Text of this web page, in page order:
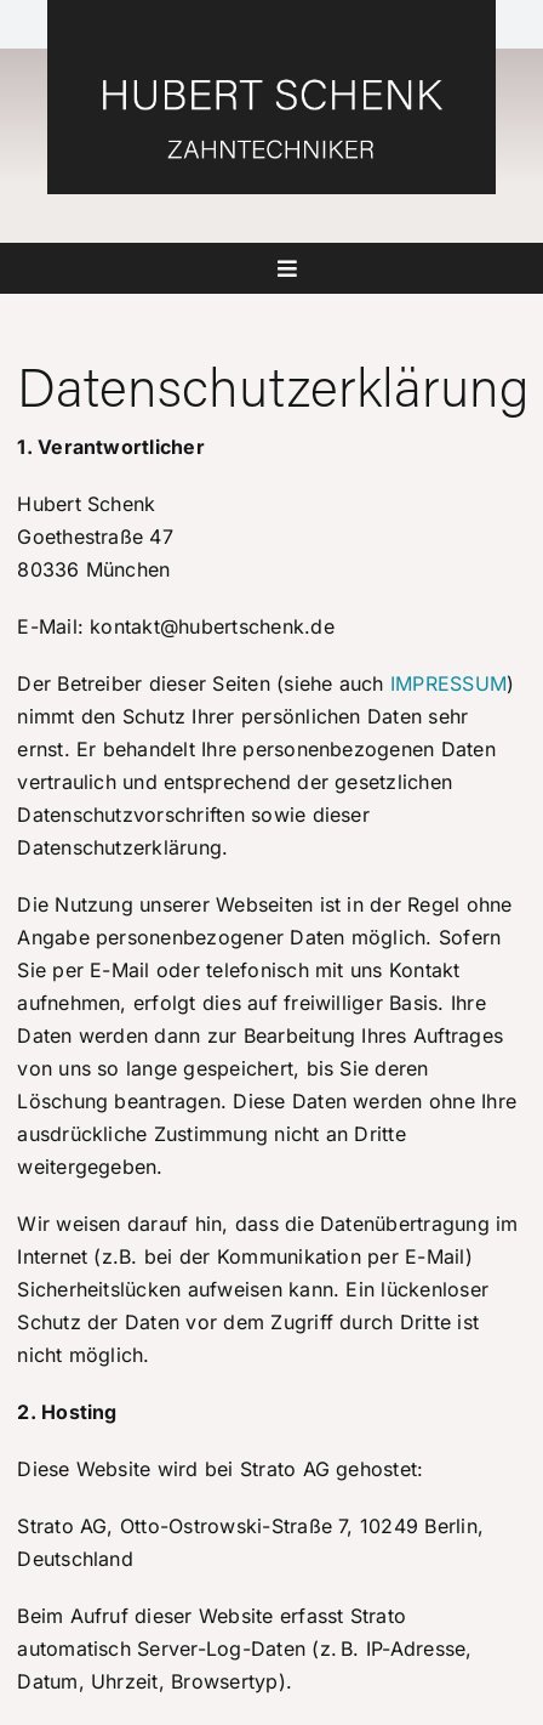
Inhalt
Toggle
WER ICH BIN
KONTAKT & ANFAHRT
Datenschutzerklärung
1. Verantwortlicher
Hubert Schenk
Goethestraße 47
80336 München
E-Mail: kontakt@hubertschenk.de
Der Betreiber dieser Seiten (siehe auch IMPRESSUM)
nimmt den Schutz Ihrer persönlichen Daten sehr
ernst. Er behandelt Ihre personenbezogenen Daten
vertraulich und entsprechend der gesetzlichen
Datenschutzvorschriften sowie dieser
Datenschutzerklärung.
Die Nutzung unserer Webseiten ist in der Regel ohne
Angabe personenbezogener Daten möglich. Sofern
Sie per E-Mail oder telefonisch mit uns Kontakt
aufnehmen, erfolgt dies auf freiwilliger Basis. Ihre
Daten werden dann zur Bearbeitung Ihres Auftrages
von uns so lange gespeichert, bis Sie deren
Löschung beantragen. Diese Daten werden ohne Ihre
ausdrückliche Zustimmung nicht an Dritte
weitergegeben.
Wir weisen darauf hin, dass die Datenübertragung im
Internet (z.B. bei der Kommunikation per E-Mail)
Sicherheitslücken aufweisen kann. Ein lückenloser
Schutz der Daten vor dem Zugriff durch Dritte ist
nicht möglich.
2. Hosting
Diese Website wird bei Strato AG gehostet:
Strato AG, Otto-Ostrowski-Straße 7, 10249 Berlin,
Deutschland
Beim Aufruf dieser Website erfasst Strato
automatisch Server-Log-Daten (z. B. IP-Adresse,
Datum, Uhrzeit, Browsertyp).